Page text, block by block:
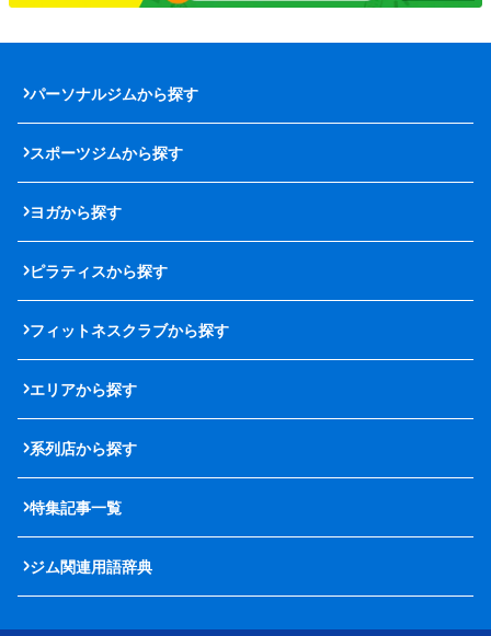
パーソナルジムから探す
スポーツジムから探す
ヨガから探す
ピラティスから探す
フィットネスクラブから探す
エリアから探す
系列店から探す
特集記事一覧
ジム関連用語辞典